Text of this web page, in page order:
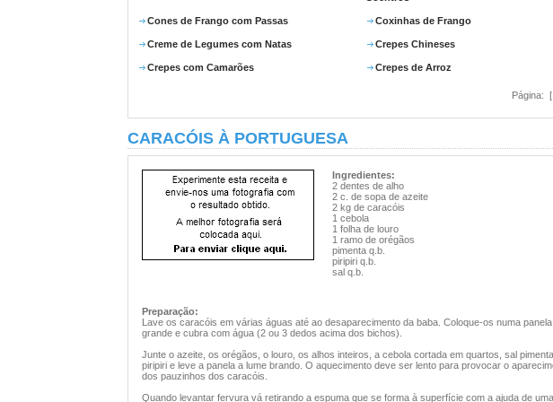
Cones de Frango com Passas Coxinhas de Frango
Creme de Legumes com Natas Crepes Chineses
Crepes com Camarões Crepes de Arroz
Página:
CARACÓIS À PORTUGUESA
Ingredientes:
2 dentes de alho
2 c. de sopa de azeite
2 kg de caracóis
1 cebola
1 folha de louro
1 ramo de orégãos
pimenta q.b.
piripiri q.b.
sal q.b.
Preparação:
Lave os caracóis em várias águas até ao desaparecimento da baba. Coloque-os numa panela
grande e cubra com água (2 ou 3 dedos acima dos bichos).
Junte o azeite, os orégãos, o louro, os alhos inteiros, a cebola cortada em quartos, sal
piripiri e leve a panela a lume brando. O aquecimento deve ser lento para provocar o
dos pauzinhos dos caracóis.
Quando levantar fervura vá retirando a espuma que se forma à superfície com a ajuda de uma